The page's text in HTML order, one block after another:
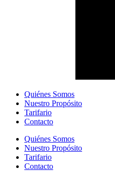
Quiénes Somos
Nuestro Propósito
Tarifario
Contacto
Quiénes Somos
Nuestro Propósito
Tarifario
Contacto